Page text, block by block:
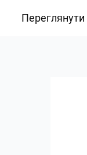
Переглянути